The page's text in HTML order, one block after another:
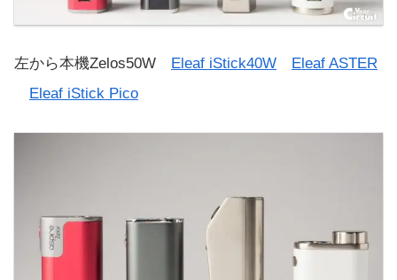
左から本機Zelos50W Eleaf iStick40W
Eleaf ASTER
Eleaf iStick Pico